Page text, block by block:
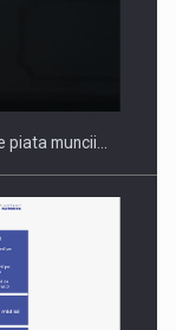
ON THE
muncii…